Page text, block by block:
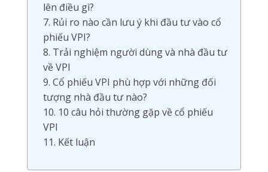
lên điều gì?
7. Rủi ro nào cần lưu ý khi đầu tư vào cổ
phiếu VPI?
8. Trải nghiệm người dùng và nhà đầu tư
về VPI
9. Cổ phiếu VPI phù hợp với những đối
tượng nhà đầu tư nào?
10. 10 câu hỏi thường gặp về cổ phiếu
VPI
11. Kết luận